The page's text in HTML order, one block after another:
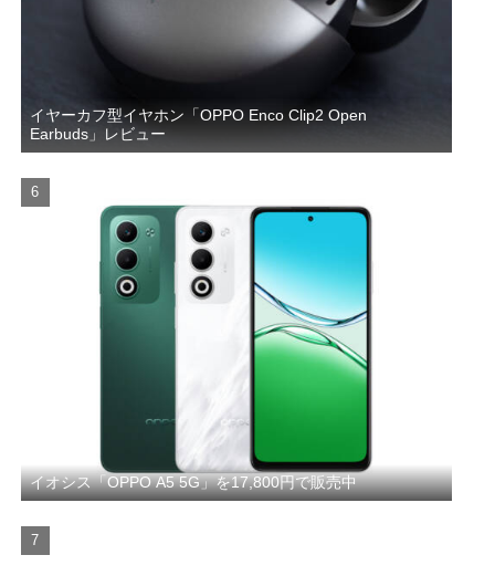
イヤーカフ型イヤホン「OPPO Enco Clip2 Open
Earbuds」レビュー
イオシス「OPPO A5 5G」を17,800円で販売中